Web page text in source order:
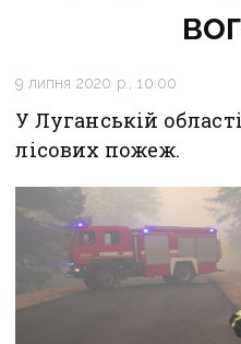
9 липня 2020 р., 10:00
У Луганській
лісових пожеж.